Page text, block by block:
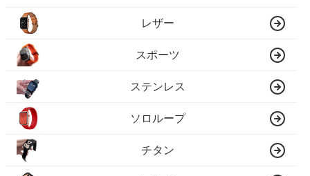
レザー
スポーツ
ステンレス
ソロループ
チタン